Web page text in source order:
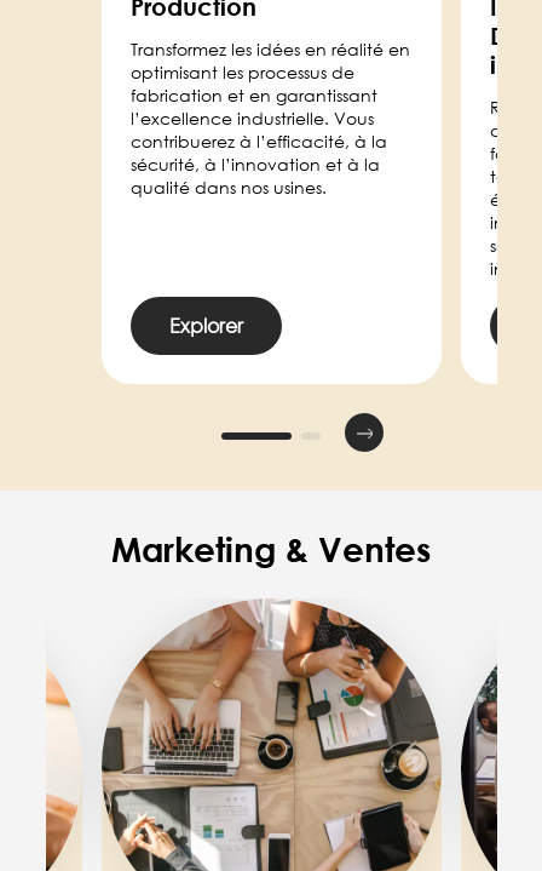
Production
Transformez les idées en réalité en
optimisant les processus de
fabrication et en garantissant
l’excellence industrielle. Vous
contribuerez à l’efficacité, à la
sécurité, à l’innovation et à la
qualité dans nos usines.
Explorer
Marketing & Ventes